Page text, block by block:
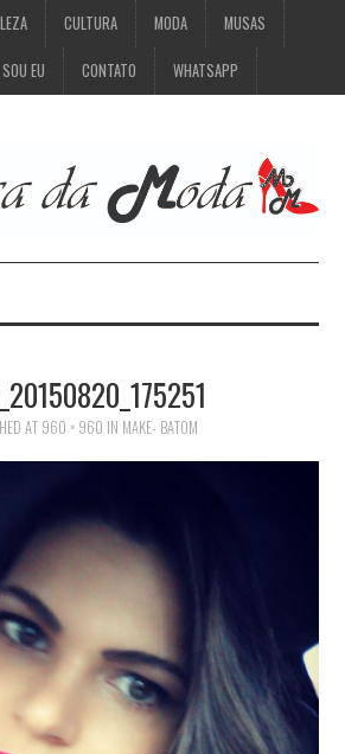
CULTURA MODA MUSAS
EU CONTATO WHATSAPP
AT 960 × 960 IN MAKE- BATOM